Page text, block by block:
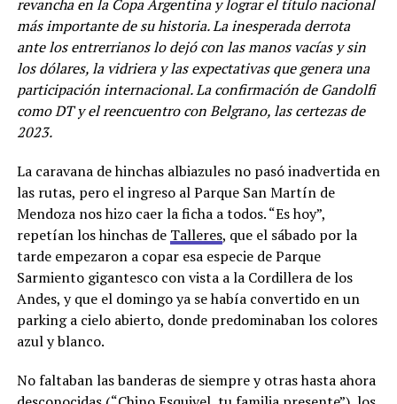
revancha en la Copa Argentina y lograr el título nacional
más importante de su historia. La inesperada derrota
ante los entrerrianos lo dejó con las manos vacías y sin
los dólares, la vidriera y las expectativas que genera una
participación internacional. La confirmación de Gandolfi
como DT y el reencuentro con Belgrano, las certezas de
2023.
La caravana de hinchas albiazules no pasó inadvertida en
las rutas, pero el ingreso al Parque San Martín de
Mendoza nos hizo caer la ficha a todos. “Es hoy”,
repetían los hinchas de Talleres, que el sábado por la
tarde empezaron a copar esa especie de Parque
Sarmiento gigantesco con vista a la Cordillera de los
Andes, y que el domingo ya se había convertido en un
parking a cielo abierto, donde predominaban los colores
azul y blanco.
No faltaban las banderas de siempre y otras hasta ahora